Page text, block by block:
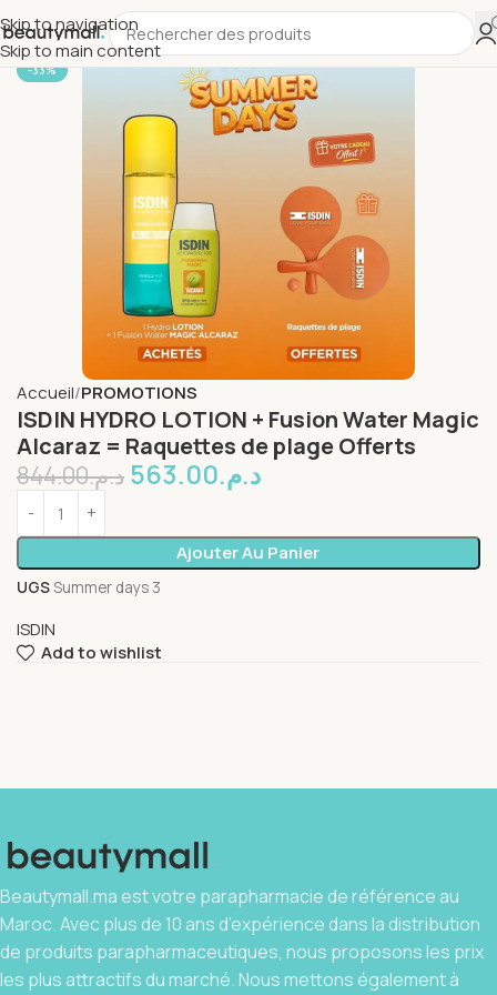
Skip to navigation
Skip to main content
-33%
Accueil PROMOTIONS
ISDIN HYDRO LOTION + Fusion Water Magic
Alcaraz = Raquettes de plage Offerts
د.م.844.00 د.م.563.00
Ajouter Au Panier
UGSSummer days 3
ISDIN
Add to wishlist
Beautymall.ma est votre parapharmacie de référence au
Maroc. Avec plus de 10 ans d’expérience dans la distribution
de produits parapharmaceutiques, nous proposons les prix
les plus attractifs du marché. Nous mettons également à